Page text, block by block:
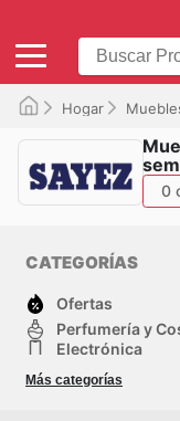
Hogar
0
CATEGORÍAS
Ofertas
Perfumería y
Electrónica
Deporte
Juguetes y bebés
Más categorías